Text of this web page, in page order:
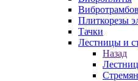
Плиткорезы
Тачки
Лестницы и
Назад